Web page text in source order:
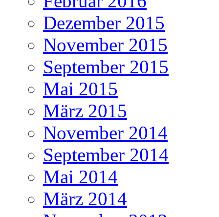
Dezember 2015
November 2015
September 2015
Mai 2015
März 2015
November 2014
September 2014
Mai 2014
März 2014